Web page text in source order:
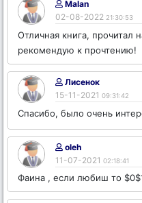
Malan
02-08-2022 21:30:53
Отличная книга, прочитал
рекомендую к прочтению!
Лисенок
15-11-2021 09:31:42
Спасибо, было очень
oleh
11-07-2021 02:18:41
Фаина , если любиш то